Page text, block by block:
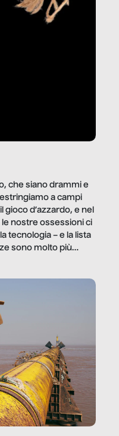
che siano drammi e
a campi
gioco d’azzardo, e nel
nostre ossessioni ci
tecnologia – e la lista
sono molto più
vediamo